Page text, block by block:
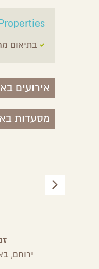
בתיאום
אירועים
מסעדות
ירוחם,